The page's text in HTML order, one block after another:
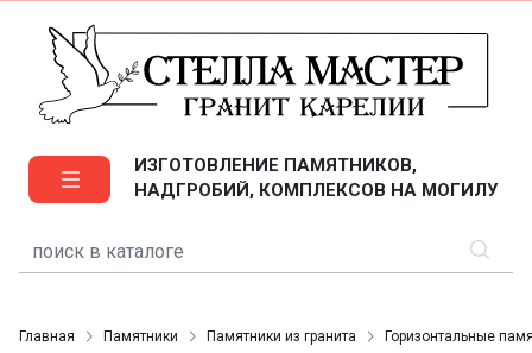
ИЗГОТОВЛЕНИЕ ПАМЯТНИКОВ,
НАДГРОБИЙ, КОМПЛЕКСОВ НА МОГИЛУ
Главная Памятники Памятники из гранита Горизонтальные